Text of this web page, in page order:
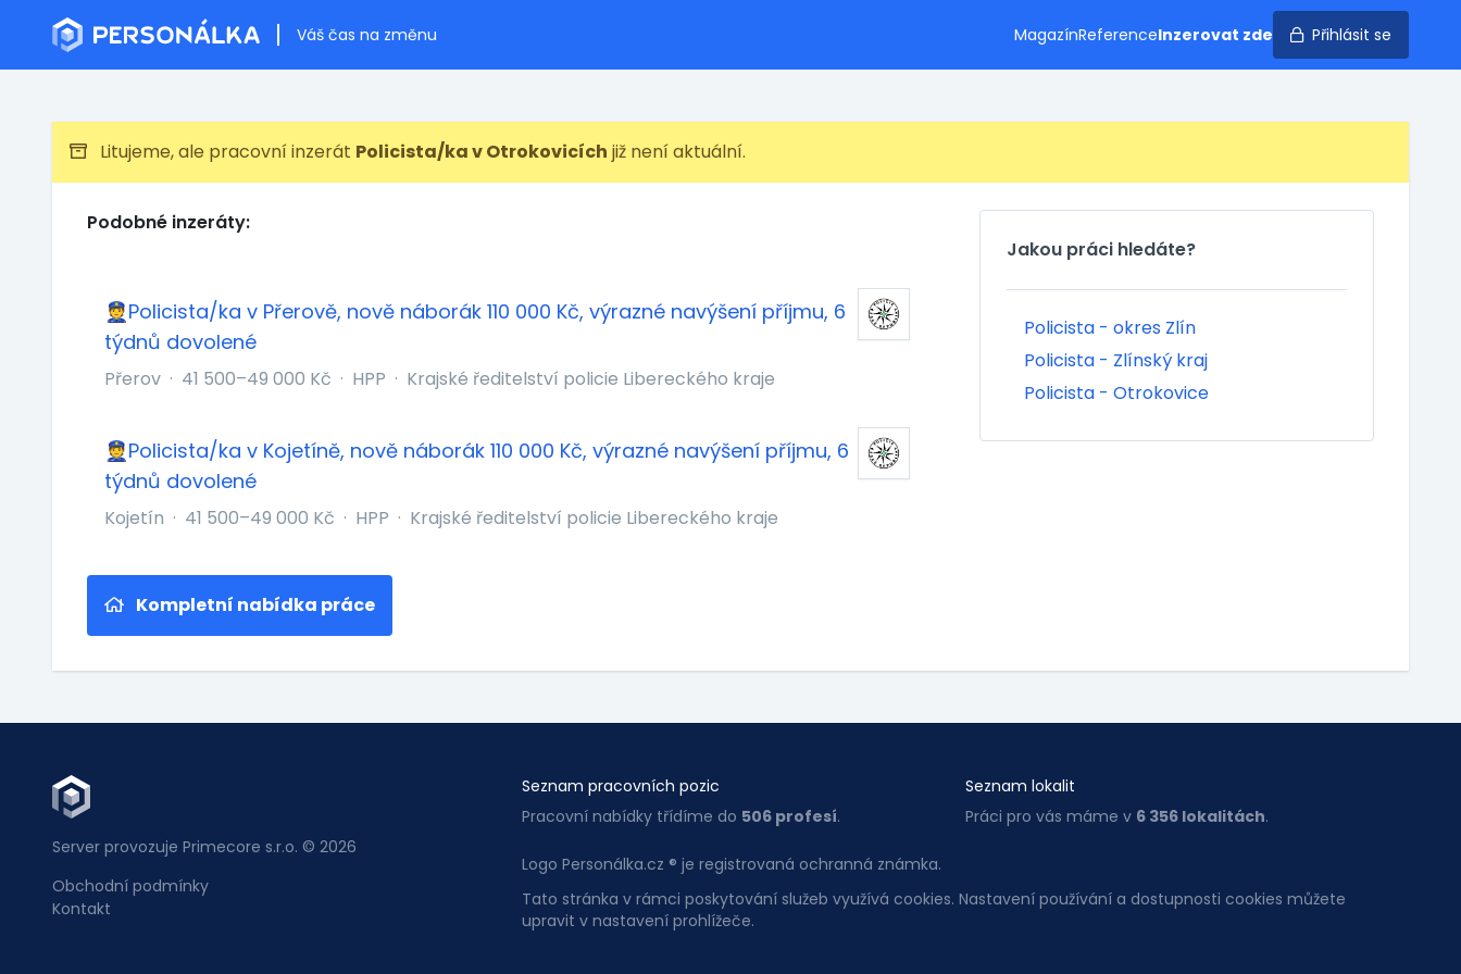
Váš čas na změnu MagazínReferenceInzerovat zde Přihlásit se
Litujeme, ale pracovní inzerát Policista/ka v Otrokovicích již není aktuální.
Podobné inzeráty:
👮Policista/ka v Přerově, nově náborák 110 000 Kč, výrazné navýšení příjmu, 6
týdnů dovolené
Přerov · 41 500–49 000 Kč · HPP · Krajské ředitelství policie Libereckého kraje
👮Policista/ka v Kojetíně, nově náborák 110 000 Kč, výrazné navýšení příjmu, 6
týdnů dovolené
Kojetín · 41 500–49 000 Kč · HPP · Krajské ředitelství policie Libereckého kraje
Kompletní nabídka práce
Jakou práci hledáte?
Policista - okres Zlín
Policista - Zlínský kraj
Policista - Otrokovice
Server provozuje Primecore s.r.o. © 2026
Obchodní podmínky
Kontakt
Seznam pracovních pozic
Pracovní nabídky třídíme do 506 profesí.
Seznam lokalit
Práci pro vás máme v 6 356 lokalitách.
Logo Personálka.cz ® je registrovaná ochranná známka.
Tato stránka v rámci poskytování služeb využívá cookies. Nastavení používání a dostupnosti cookies můžete
upravit v nastavení prohlížeče.